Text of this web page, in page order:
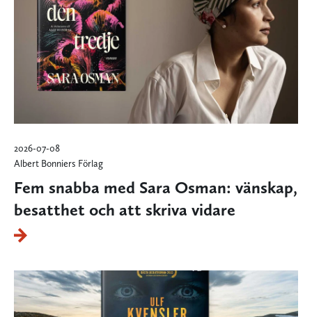
2026-07-08
Albert Bonniers Förlag
Fem snabba med Sara Osman: vänskap,
besatthet och att skriva vidare